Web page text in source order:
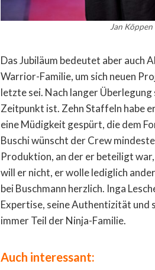
Jan
Das Jubiläum bedeutet aber auch
Warrior-Familie, um sich neuen
letzte sei. Nach langer
Zeitpunkt ist. Zehn Staffeln habe
eine Müdigkeit gespürt, die dem
Buschi wünscht der Crew
Produktion, an der er beteiligt
will er nicht, er wolle lediglich
bei Buschmann herzlich. Inga
Expertise, seine Authentizität und
immer Teil der Ninja-Familie.
Auch interessant: